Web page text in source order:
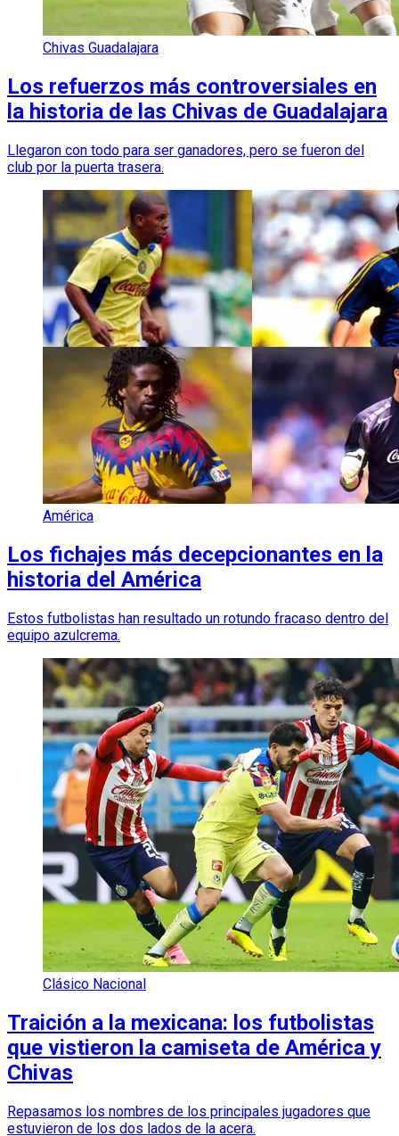
Chivas Guadalajara
Los refuerzos más controversiales en
la historia de las Chivas de Guadalajara
Llegaron con todo para ser ganadores, pero se fueron del
club por la puerta trasera.
América
Los fichajes más decepcionantes en la
historia del América
Estos futbolistas han resultado un rotundo fracaso dentro del
equipo azulcrema.
Clásico Nacional
Traición a la mexicana: los futbolistas
que vistieron la camiseta de América y
Chivas
Repasamos los nombres de los principales jugadores que
estuvieron de los dos lados de la acera.